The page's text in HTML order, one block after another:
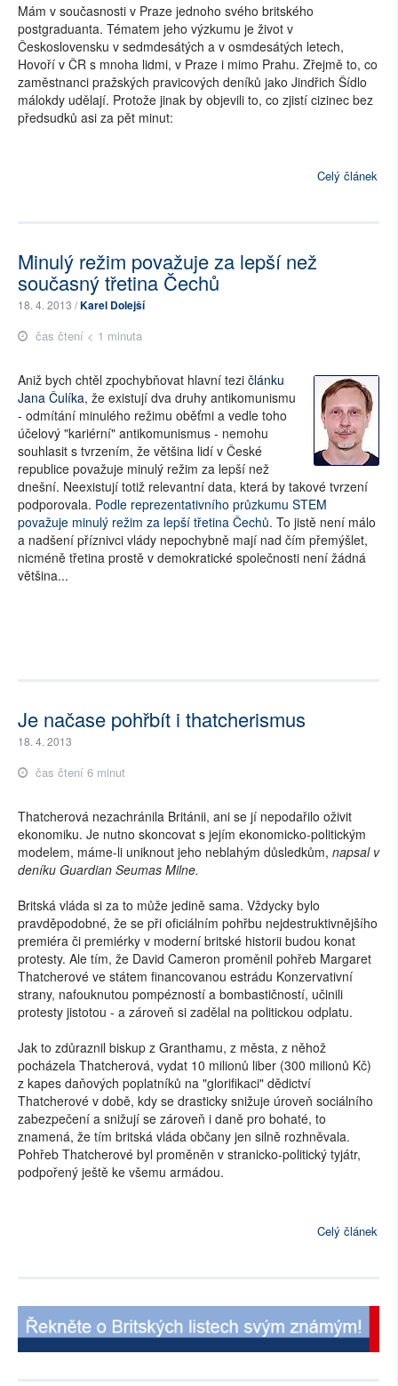
Mám v současnosti v Praze jednoho svého britského
postgraduanta. Tématem jeho výzkumu je život v
Československu v sedmdesátých a v osmdesátých letech,
Hovoří v ČR s mnoha lidmi, v Praze i mimo Prahu. Zřejmě to, co
zaměstnanci pražských pravicových deníků jako Jindřich Šídlo
málokdy udělají. Protože jinak by objevili to, co zjistí cizinec bez
předsudků asi za pět minut:
Celý článek
Minulý režim považuje za lepší než
současný třetina Čechů
18. 4. 2013 /Karel Dolejší
čas čtení < 1 minuta
Aniž bych chtěl zpochybňovat hlavní tezi článku
Jana Čulíka, že existují dva druhy antikomunismu
- odmítání minulého režimu oběťmi a vedle toho
účelový "kariérní" antikomunismus - nemohu
souhlasit s tvrzením, že většina lidí v České
republice považuje minulý režim za lepší než
dnešní. Neexistují totiž relevantní data, která by takové tvrzení
podporovala. Podle reprezentativního průzkumu STEM
považuje minulý režim za lepší třetina Čechů. To jistě není málo
a nadšení příznivci vlády nepochybně mají nad čím přemýšlet,
nicméně třetina prostě v demokratické společnosti není žádná
většina...
Je načase pohřbít i thatcherismus
18. 4. 2013
čas čtení 6 minut
Thatcherová nezachránila Británii, ani se jí nepodařilo oživit
ekonomiku. Je nutno skoncovat s jejím ekonomicko-politickým
modelem, máme-li uniknout jeho neblahým důsledkům, napsal v
deníku Guardian Seumas Milne.
Britská vláda si za to může jedině sama. Vždycky bylo
pravděpodobné, že se při oficiálním pohřbu nejdestruktivnějšího
premiéra či premiérky v moderní britské historii budou konat
protesty. Ale tím, že David Cameron proměnil pohřeb Margaret
Thatcherové ve státem financovanou estrádu Konzervativní
strany, nafouknutou pompézností a bombastičností, učinili
protesty jistotou - a zároveň si zadělal na politickou odplatu.
Jak to zdůraznil biskup z Granthamu, z města, z něhož
pocházela Thatcherová, vydat 10 milionů liber (300 milionů Kč)
z kapes daňových poplatníků na "glorifikaci" dědictví
Thatcherové v době, kdy se drasticky snižuje úroveň sociálního
zabezpečení a snižují se zároveň i daně pro bohaté, to
znamená, že tím britská vláda občany jen silně rozhněvala.
Pohřeb Thatcherové byl proměněn v stranicko-politický tyjátr,
podpořený ještě ke všemu armádou.
Celý článek